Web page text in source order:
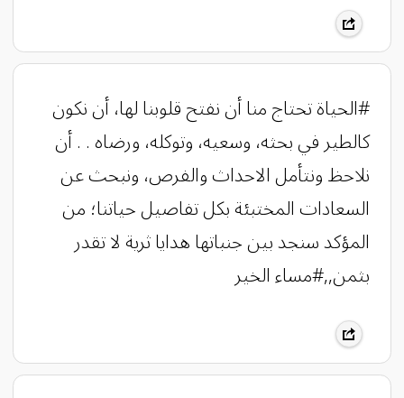
#الحياة تحتاج منا أن نفتح قلوبنا لها، أن نكون
كالطير في بحثه، وسعيه، وتوكله، ورضاه . . أن
نلاحظ ونتأمل الاحداث والفرص، ونبحث عن
السعادات المختبئة بكل تفاصيل حياتنا؛ من
المؤكد سنجد بين جنباتها هدايا ثرية لا تقدر
بثمن,,#مساء الخير